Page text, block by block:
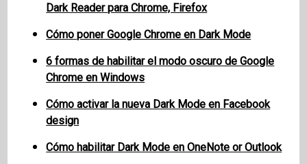
Dark Reader para Chrome, Firefox
Cómo poner Google Chrome en Dark Mode
6 formas de habilitar el modo oscuro de Google
Chrome en Windows
Cómo activar la nueva Dark Mode en Facebook
design
Cómo habilitar Dark Mode en OneNote or Outlook